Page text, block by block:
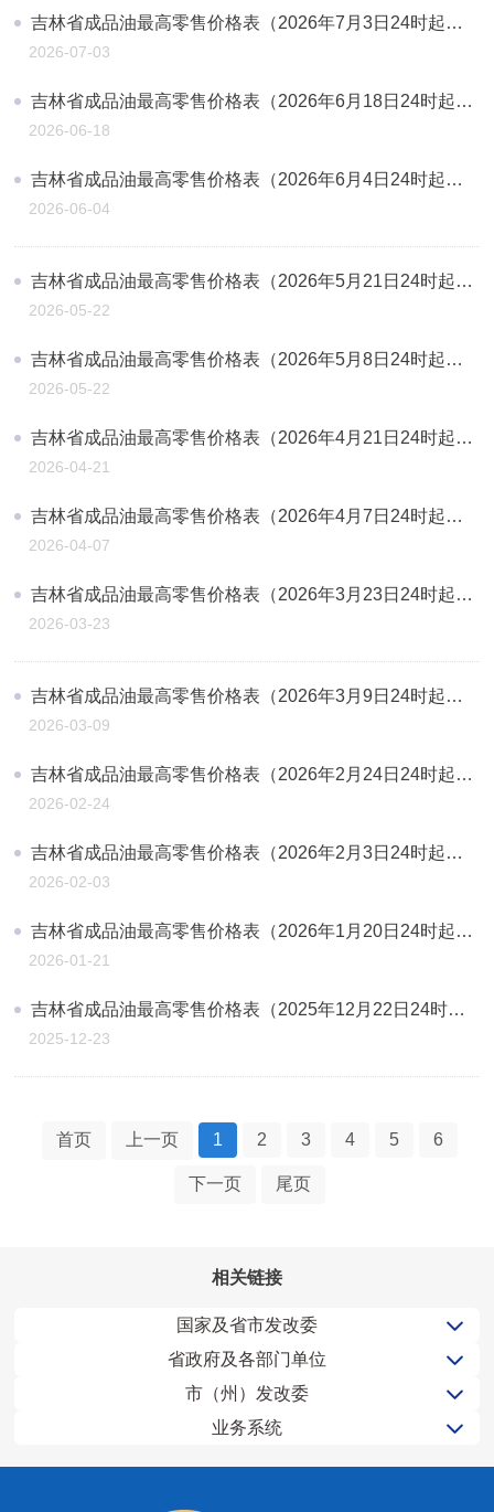
吉林省成品油最高零售价格表（2026年7月3日24时起执行）
2026-07-03
吉林省成品油最高零售价格表（2026年6月18日24时起执行）
2026-06-18
吉林省成品油最高零售价格表（2026年6月4日24时起执行）
2026-06-04
吉林省成品油最高零售价格表（2026年5月21日24时起执行）
2026-05-22
吉林省成品油最高零售价格表（2026年5月8日24时起执行）
2026-05-22
吉林省成品油最高零售价格表（2026年4月21日24时起执行）
2026-04-21
吉林省成品油最高零售价格表（2026年4月7日24时起执行）
2026-04-07
吉林省成品油最高零售价格表（2026年3月23日24时起执行)
2026-03-23
吉林省成品油最高零售价格表（2026年3月9日24时起执行)
2026-03-09
吉林省成品油最高零售价格表（2026年2月24日24时起执行)
2026-02-24
吉林省成品油最高零售价格表（2026年2月3日24时起执行)
2026-02-03
吉林省成品油最高零售价格表（2026年1月20日24时起执行)
2026-01-21
吉林省成品油最高零售价格表（2025年12月22日24时起执行)
2025-12-23
首页 上一页 1 2 3 4 5 6
下一页 尾页
相关链接
国家及省市发改委
省政府及各部门单位
市（州）发改委
业务系统